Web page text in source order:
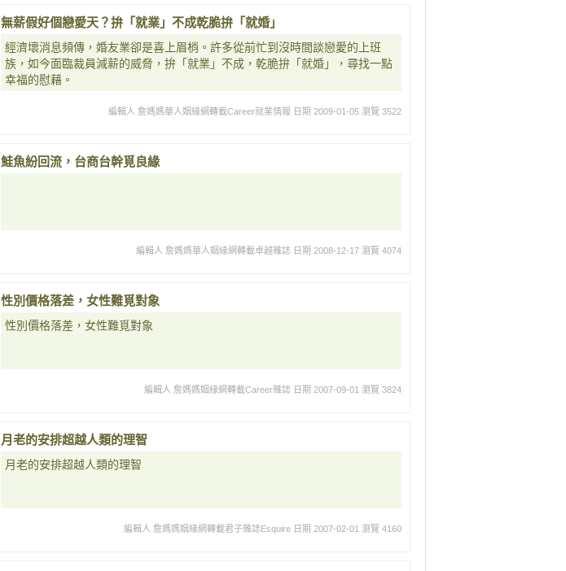
無薪假好個戀愛天？拚「就業」不成乾脆拚「就婚」
經濟壞消息頻傳，婚友業卻是喜上眉梢。許多從前忙到沒時間談戀愛的上班
族，如今面臨裁員減薪的威脅，拚「就業」不成，乾脆拚「就婚」，尋找一點
幸福的慰藉。
編輯人 詹媽媽華人姻緣網轉載Career就業情報 日期 2009-01-05 瀏覽 3522
鮭魚紛回流，台商台幹覓良緣
編輯人 詹媽媽華人姻緣網轉載卓越雜誌 日期 2008-12-17 瀏覽 4074
性別價格落差，女性難覓對象
性別價格落差，女性難覓對象
編輯人 詹媽媽姻緣網轉載Career雜誌 日期 2007-09-01 瀏覽 3824
月老的安排超越人類的理智
月老的安排超越人類的理智
編輯人 詹媽媽姻緣網轉載君子雜誌Esquire 日期 2007-02-01 瀏覽 4160